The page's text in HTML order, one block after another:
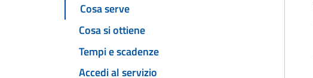
Cosa serve
Cosa si ottiene
Tempi e scadenze
Accedi al servizio